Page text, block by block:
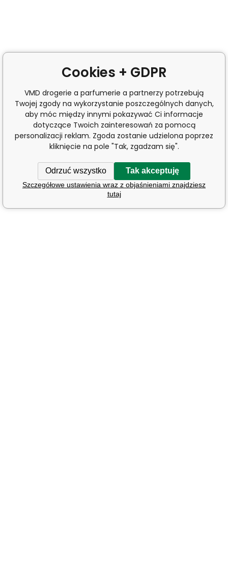
Cookies + GDPR
VMD drogerie a parfumerie a partnerzy potrzebują
Twojej zgody na wykorzystanie poszczególnych danych,
aby móc między innymi pokazywać Ci informacje
dotyczące Twoich zainteresowań za pomocą
personalizacji reklam. Zgoda zostanie udzielona poprzez
kliknięcie na pole "Tak, zgadzam się".
Odrzuć wszystko Tak akceptuję
Szczegółowe ustawienia wraz z objaśnieniami znajdziesz
tutaj